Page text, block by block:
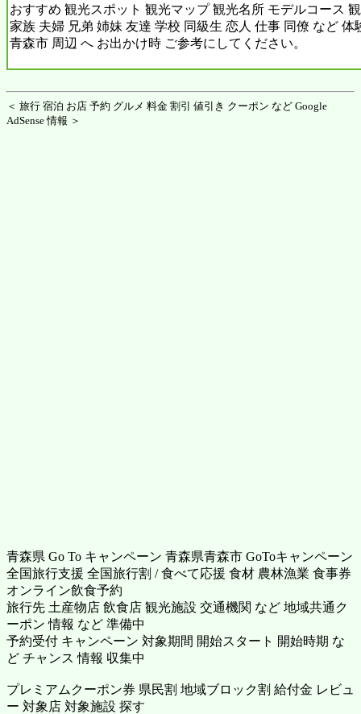
おすすめ 観光スポット 観光マップ 観光名所 モデルコース
家族 夫婦 兄弟 姉妹 友達 学校 同級生 恋人 仕事 同僚 など 体
青森市 周辺 へ お出かけ時 ご参考にしてください。
＜ 旅行 宿泊 お店 予約 グルメ 料金 割引 値引き クーポン など Google
AdSense 情報 ＞
青森県 Go To キャンペーン 青森県青森市 GoToキャンペーン
全国旅行支援 全国旅行割 / 食べて応援 食材 農林漁業 食事券
オンライン飲食予約
旅行先 土産物店 飲食店 観光施設 交通機関 など 地域共通ク
ーポン 情報 など 準備中
予約受付 キャンペーン 対象期間 開始スタート 開始時期 な
ど チャンス 情報 収集中
プレミアムクーポン券 県民割 地域ブロック割 給付金 レビュ
ー 対象店 対象施設 探す